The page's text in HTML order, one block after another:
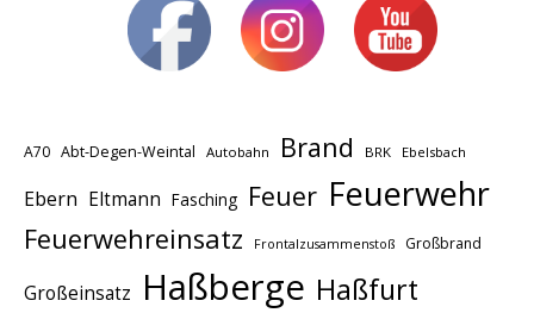
A70 Abt-Degen-Weintal Autobahn Brand BRK Ebelsbach
Ebern Eltmann Fasching Feuer Feuerwehr
Feuerwehreinsatz Frontalzusammenstoß Großbrand
Großeinsatz Haßberge Haßfurt